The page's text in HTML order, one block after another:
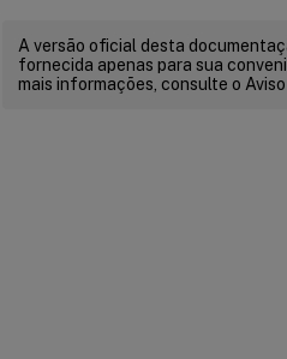
A versão oficial desta
fornecida apenas para sua
mais informações, consulte o